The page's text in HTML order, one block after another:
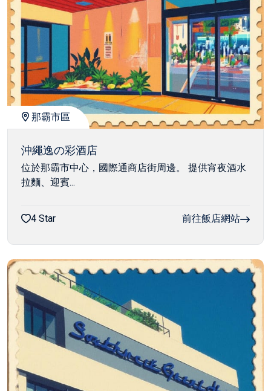
那霸市區
沖繩逸の彩酒店
位於那霸市中心，國際通商店街周邊。 提供宵夜酒水
拉麵、迎賓...
4 Star 前往飯店網站